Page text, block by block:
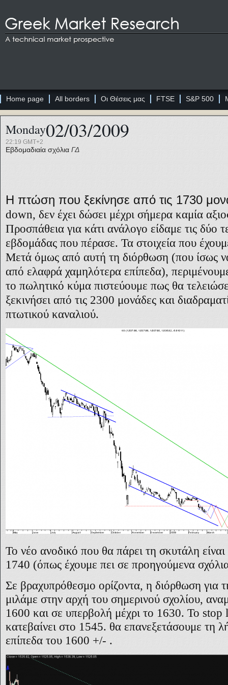
Home page All borders Οι Θέσεις μας FTSE S&P 500
Monday02/03/2009
22:19 GMT+2
Εβδομαδιαία σχόλια ΓΔ
Η πτώση που ξεκίνησε από τις 1730
down, δεν έχει δώσει μέχρι σήμερα καμία
Προσπάθεια για κάτι ανάλογο είδαμε τις δύο
εβδομάδας που πέρασε. Τα στοιχεία που
Μετά όμως από αυτή τη διόρθωση (που ίσως
από ελαφρά χαμηλότερα επίπεδα),
το πωλητικό κύμα πιστεύουμε πως θα
ξεκινήσει από τις 2300 μονάδες και
πτωτικού καναλιού.
Το νέο ανοδικό που θα πάρει τη σκυτάλη
1740 (όπως έχουμε πει σε προηγούμενα
Σε βραχυπρόθεσμο ορίζοντα, η διόρθωση για
μιλάμε στην αρχή του σημερινού σχολίου,
1600 και σε υπερβολή μέχρι το 1630. Το stop
κατεβαίνει στο 1545. θα επανεξετάσουμε τη
επίπεδα του 1600 +/- .